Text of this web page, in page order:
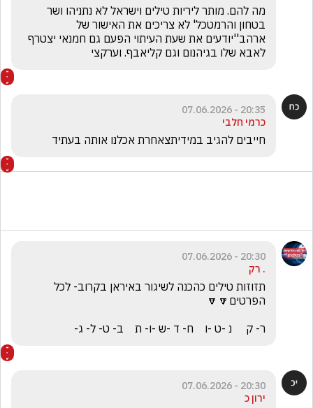
לאבא שלו בגיהנום וגם קליאבף. וערקצי
20:35 - 07.06.2026
כרמי חלבי
חייבים להגיב במידיתצאחרת אכלנו אותה בעתיד
20:30 - 07.06.2026
. רק
ר- ק     נ -ט -ו    ח- ד -ש -ו- ת    ב- ט- ל- ג-
20:30 - 07.06.2026
ירון כ